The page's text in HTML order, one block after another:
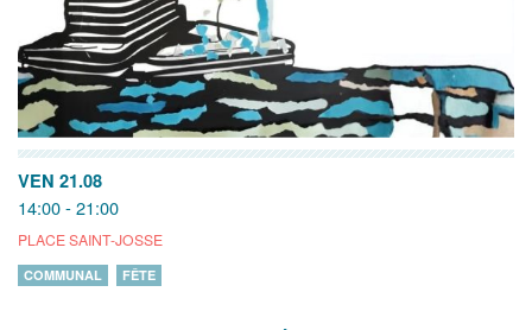
VEN 21.08
14:00 - 21:00
PLACE SAINT-JOSSE
COMMUNAL FÊTE